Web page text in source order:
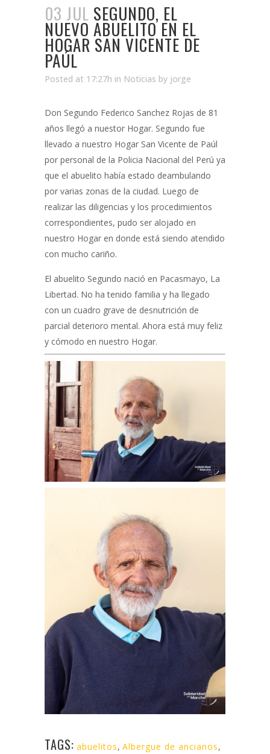
03 JUL SEGUNDO, EL
NUEVO ABUELITO EN EL
HOGAR SAN VICENTE DE
PAÚL
Posted at 17:27h in Noticias by jorge
Don Segundo Federico Sanchez Rojas de 81
años llegó a nuestor Hogar. Segundo fue
llevado a nuestro Hogar San Vicente de Paúl
por personal de la Policia Nacional del Perú ya
que el abuelito había estado deambulando
por varias zonas de la ciudad. Luego de
realizar las diligencias y los procedimientos
correspondientes, pudo ser alojado en
nuestro Hogar en donde está siendo atendido
con mucho cariño.
El abuelito Segundo nació en Pacasmayo, La
Libertad. No ha tenido familia y ha llegado
con un cuadro grave de desnutrición de
parcial deterioro mental. Ahora está muy feliz
y cómodo en nuestro Hogar.
TAGS: abuelitos, Albergue de ancianos,